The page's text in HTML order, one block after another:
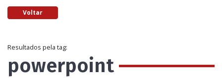
Voltar
Resultados pela tag:
powerpoint